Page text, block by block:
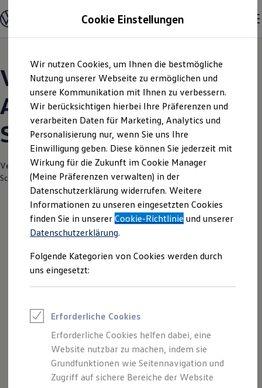
Hauptinhalt
springen
Footer
springen
Modelle und Konfigurator
Konfigurator
Modelle vergleichen
Elektroautos
ENERGY Sondermodelle
Nutzfahrzeuge
SUV und CUV
Familienautos
Kombis
Kompaktwagen
Sportwagen
Schnell verfügbare Fahrzeuge
Angebote und Produkte
Aktuelle Angebote
E-Auto-Förderung
Volkswagen Marktplatz
Die ENERGY Sondermodelle
Junge Gebrauchtwagen und Gebrauchtwagen
Volkswagen Zertifizierte Gebrauchtwagen
Elektromobilität bei Gebrauchtwagen
Saisonangebote
Reifenpakete
Leasing
Leasing-Angebote
Elektroauto Leasing
Kleinwagen-Leasing
Leasing ohne Anzahlung
Finanzierung
Autokredit mit Schlussrate
Versicherungen und Garantien
Kfz-Versicherung
Volkswagen Modelle |
Autohaus Neustadt
Schmidt + Koch Bremen
Verantwortlich für die Inhalte auf dieser Seite ist die Autohaus Neustadt
Schmidt + Koch GmbH(Impressum & Rechtliches)
Der Polo
Kompakt, wendig und voller Möglichkeiten.
Cookie Einstellungen
Wir nutzen Cookies, um Ihnen die bestmögliche
Nutzung unserer Webseite zu ermöglichen und
unsere Kommunikation mit Ihnen zu verbessern.
Wir berücksichtigen hierbei Ihre Präferenzen und
verarbeiten Daten für Marketing, Analytics und
Personalisierung nur, wenn Sie uns Ihre
Einwilligung geben. Diese können Sie jederzeit mit
Wirkung für die Zukunft im Cookie Manager
(Meine Präferenzen verwalten) in der
Datenschutzerklärung widerrufen. Weitere
Informationen zu unseren eingesetzten Cookies
finden Sie in unsererCookie-Richtlinie und unserer
Datenschutzerklärung.
Folgende Kategorien von Cookies werden durch
uns eingesetzt:
Erforderliche Cookies
Erforderliche Cookies helfen dabei, eine
Website nutzbar zu machen, indem sie
Grundfunktionen wie Seitennavigation und
Zugriff auf sichere Bereiche der Website